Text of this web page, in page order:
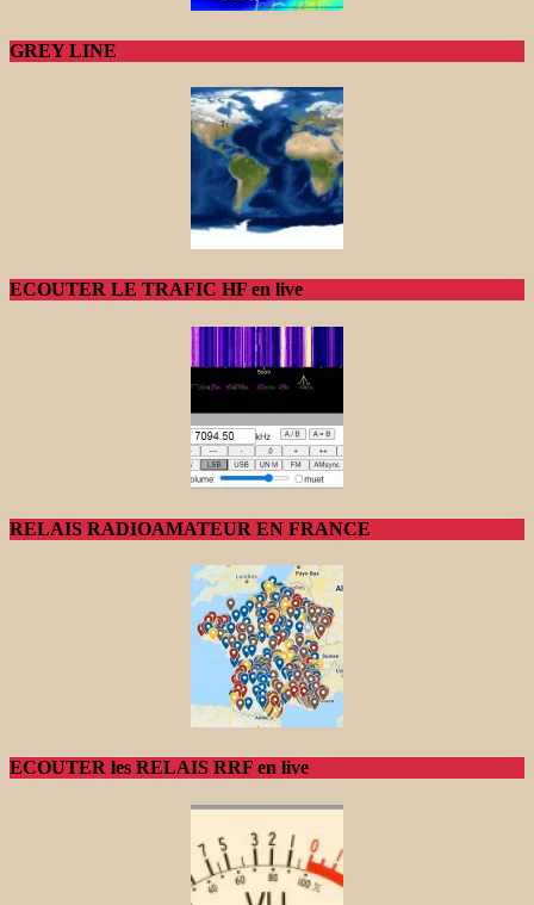
GREY LINE
ECOUTER LE TRAFIC HF en live
RELAIS RADIOAMATEUR EN FRANCE
ECOUTER les RELAIS RRF en live